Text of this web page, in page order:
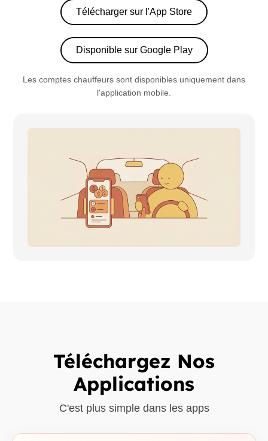
Télécharger sur l'App Store
Disponible sur Google Play
Les comptes chauffeurs sont disponibles uniquement dans
l'application mobile.
Téléchargez Nos
Applications
C'est plus simple dans les apps